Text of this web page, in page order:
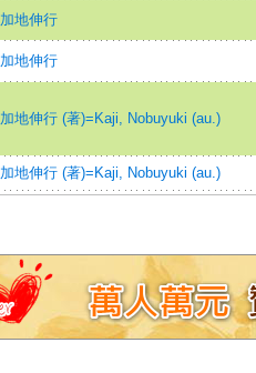
加地伸行
加地伸行
加地伸行 (著)=Kaji, Nobuyuki (au.)
加地伸行 (著)=Kaji, Nobuyuki (au.)